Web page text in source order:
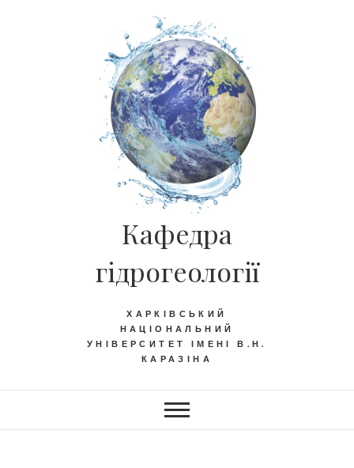
Кафедра
гідрогеології
ХАРКІВСЬКИЙ
НАЦІОНАЛЬНИЙ
УНІВЕРСИТЕТ ІМЕНІ В.Н.
КАРАЗІНА